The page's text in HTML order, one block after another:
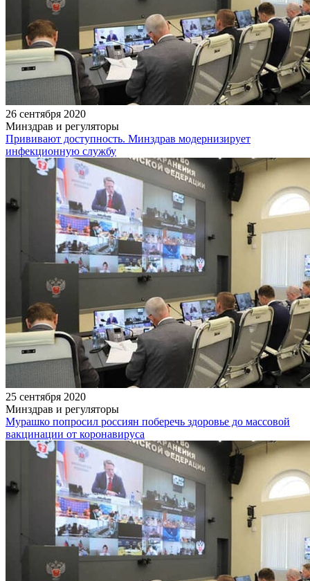
26 сентября 2020
Минздрав и регуляторы
Прививают доступность. Минздрав модернизирует
инфекционную службу
25 сентября 2020
Минздрав и регуляторы
Мурашко попросил россиян поберечь здоровье до массовой
вакцинации от коронавируса